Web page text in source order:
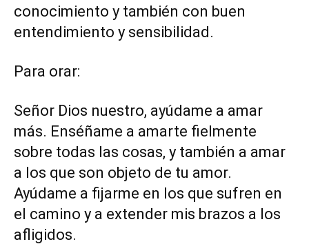
conocimiento y también con buen
entendimiento y sensibilidad.
Para orar:
Señor Dios nuestro, ayúdame a amar
más. Enséñame a amarte fielmente
sobre todas las cosas, y también a amar
a los que son objeto de tu amor.
Ayúdame a fijarme en los que sufren en
el camino y a extender mis brazos a los
afligidos.